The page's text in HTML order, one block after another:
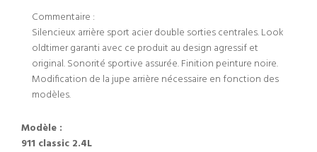
Commentaire :
Silencieux arrière sport acier double sorties centrales. Look
oldtimer garanti avec ce produit au design agressif et
original. Sonorité sportive assurée. Finition peinture noire.
Modification de la jupe arrière nécessaire en fonction des
modèles.
Modèle :
911 classic 2.4L